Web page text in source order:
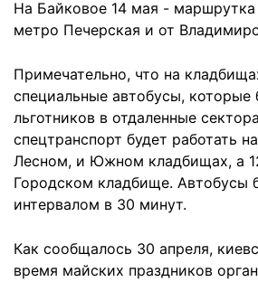
На Байковое 14 мая -
метро Печерская и от
Примечательно, что на
специальные автобусы, которые
льготников в отдаленные
спецтранспорт будет работать
Лесном, и Южном кладбищах, а
Городском кладбище. Автобусы
интервалом в 30 минут.
Как сообщалось 30 апреля,
время майских праздников